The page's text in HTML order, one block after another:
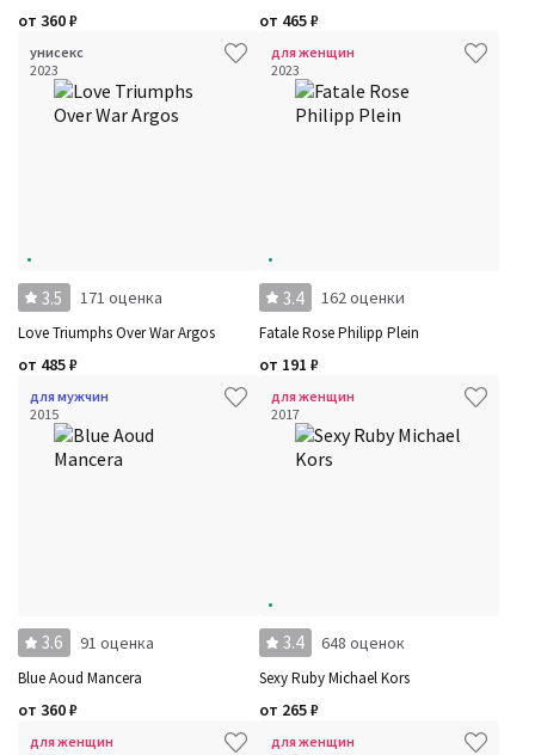
от 360₽ от 465₽
унисекс
2023
3.5 171 оценка
Love Triumphs Over War Argos
от 485₽
для женщин
2023
3.4 162 оценки
Fatale Rose Philipp Plein
от 191 ₽
для мужчин
2015
3.6 91 оценка
Blue Aoud Mancera
от 360₽
для женщин
2017
3.4 648 оценок
Sexy Ruby Michael Kors
от 265₽
для женщин
для женщин